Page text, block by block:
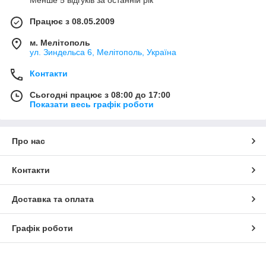
Працює з 08.05.2009
м. Мелітополь
ул. Зиндельса 6, Мелітополь, Україна
Контакти
Сьогодні працює з 08:00 до 17:00
Показати весь графік роботи
Про нас
Контакти
Доставка та оплата
Графік роботи